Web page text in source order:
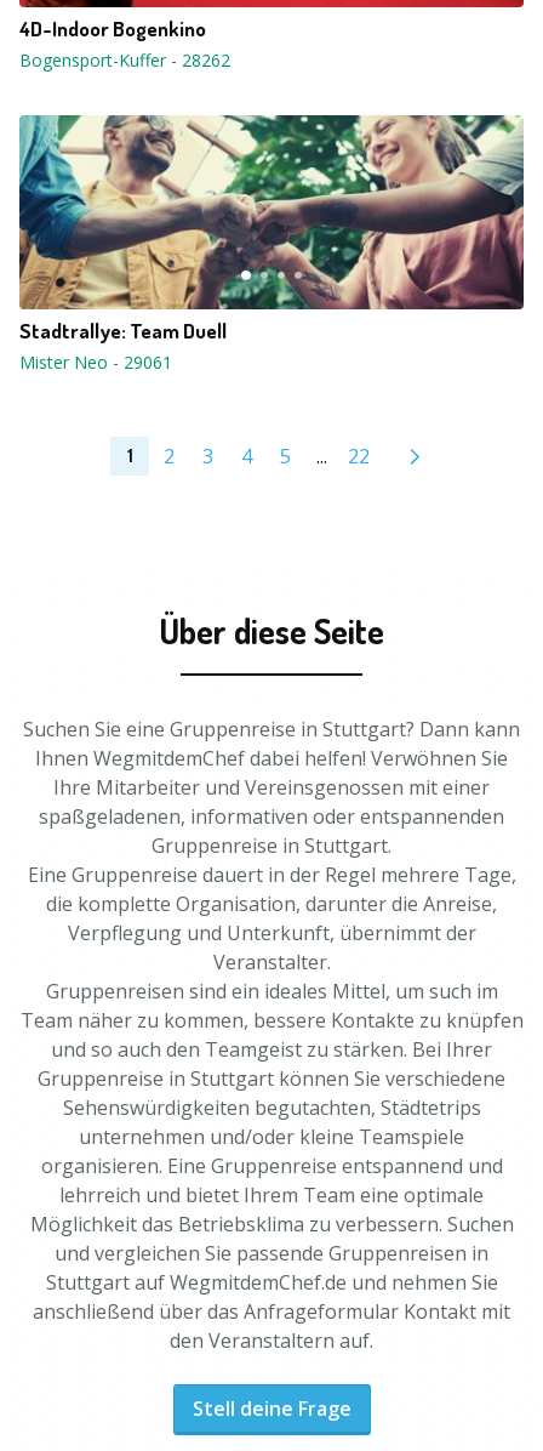
4D-Indoor Bogenkino
Bogensport-Kuffer- 28262
Stadtrallye: Team Duell
Mister Neo - 29061
1 2 3 4 5 ... 22
Über diese Seite
Suchen Sie eine Gruppenreise in Stuttgart? Dann kann
Ihnen WegmitdemChef dabei helfen! Verwöhnen Sie
Ihre Mitarbeiter und Vereinsgenossen mit einer
spaßgeladenen, informativen oder entspannenden
Gruppenreise in Stuttgart.
Eine Gruppenreise dauert in der Regel mehrere Tage,
die komplette Organisation, darunter die Anreise,
Verpflegung und Unterkunft, übernimmt der
Veranstalter.
Gruppenreisen sind ein ideales Mittel, um such im
Team näher zu kommen, bessere Kontakte zu knüpfen
und so auch den Teamgeist zu stärken. Bei Ihrer
Gruppenreise in Stuttgart können Sie verschiedene
Sehenswürdigkeiten begutachten, Städtetrips
unternehmen und/oder kleine Teamspiele
organisieren. Eine Gruppenreise entspannend und
lehrreich und bietet Ihrem Team eine optimale
Möglichkeit das Betriebsklima zu verbessern. Suchen
und vergleichen Sie passende Gruppenreisen in
Stuttgart auf WegmitdemChef.de und nehmen Sie
anschließend über das Anfrageformular Kontakt mit
den Veranstaltern auf.
Stell deine Frage